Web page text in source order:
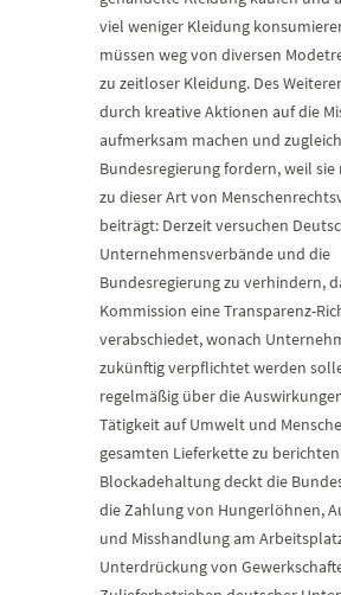
viel weniger Kleidung
müssen weg von diversen
zu zeitloser Kleidung. Des
durch kreative Aktionen auf die
aufmerksam machen und
Bundesregierung fordern, weil sie
zu dieser Art von
beiträgt: Derzeit versuchen
Unternehmensverbände und die
Bundesregierung zu verhindern,
Kommission eine Transparenz-
verabschiedet, wonach
zukünftig verpflichtet werden
regelmäßig über die
Tätigkeit auf Umwelt und
gesamten Lieferkette zu
Blockadehaltung deckt die
die Zahlung von Hungerlöhnen,
und Misshandlung am
Unterdrückung von